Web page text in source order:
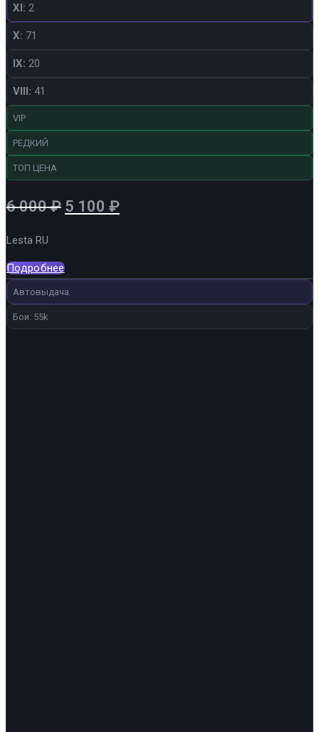
XI: 2
X: 71
IX: 20
VIII: 41
VIP
РЕДКИЙ
ТОП ЦЕНА
6 000₽ Первоначальная
6
000 ₽.
5 100 ₽Текущая
Lesta RU
Подробнее
Автовыдача
Бои: 55k